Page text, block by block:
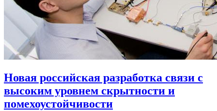
Новая российская разработка связи с
высоким уровнем скрытности и
помехоустойчивости